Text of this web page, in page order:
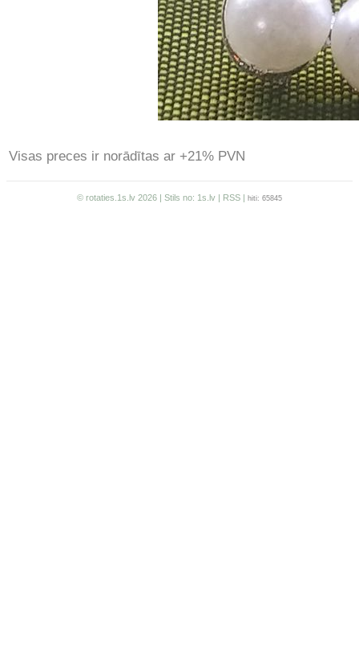
Visas preces ir norādītas ar +21% PVN
© rotaties.1s.lv 2026 | Stils no: 1s.lv | RSS | hiti: 65845